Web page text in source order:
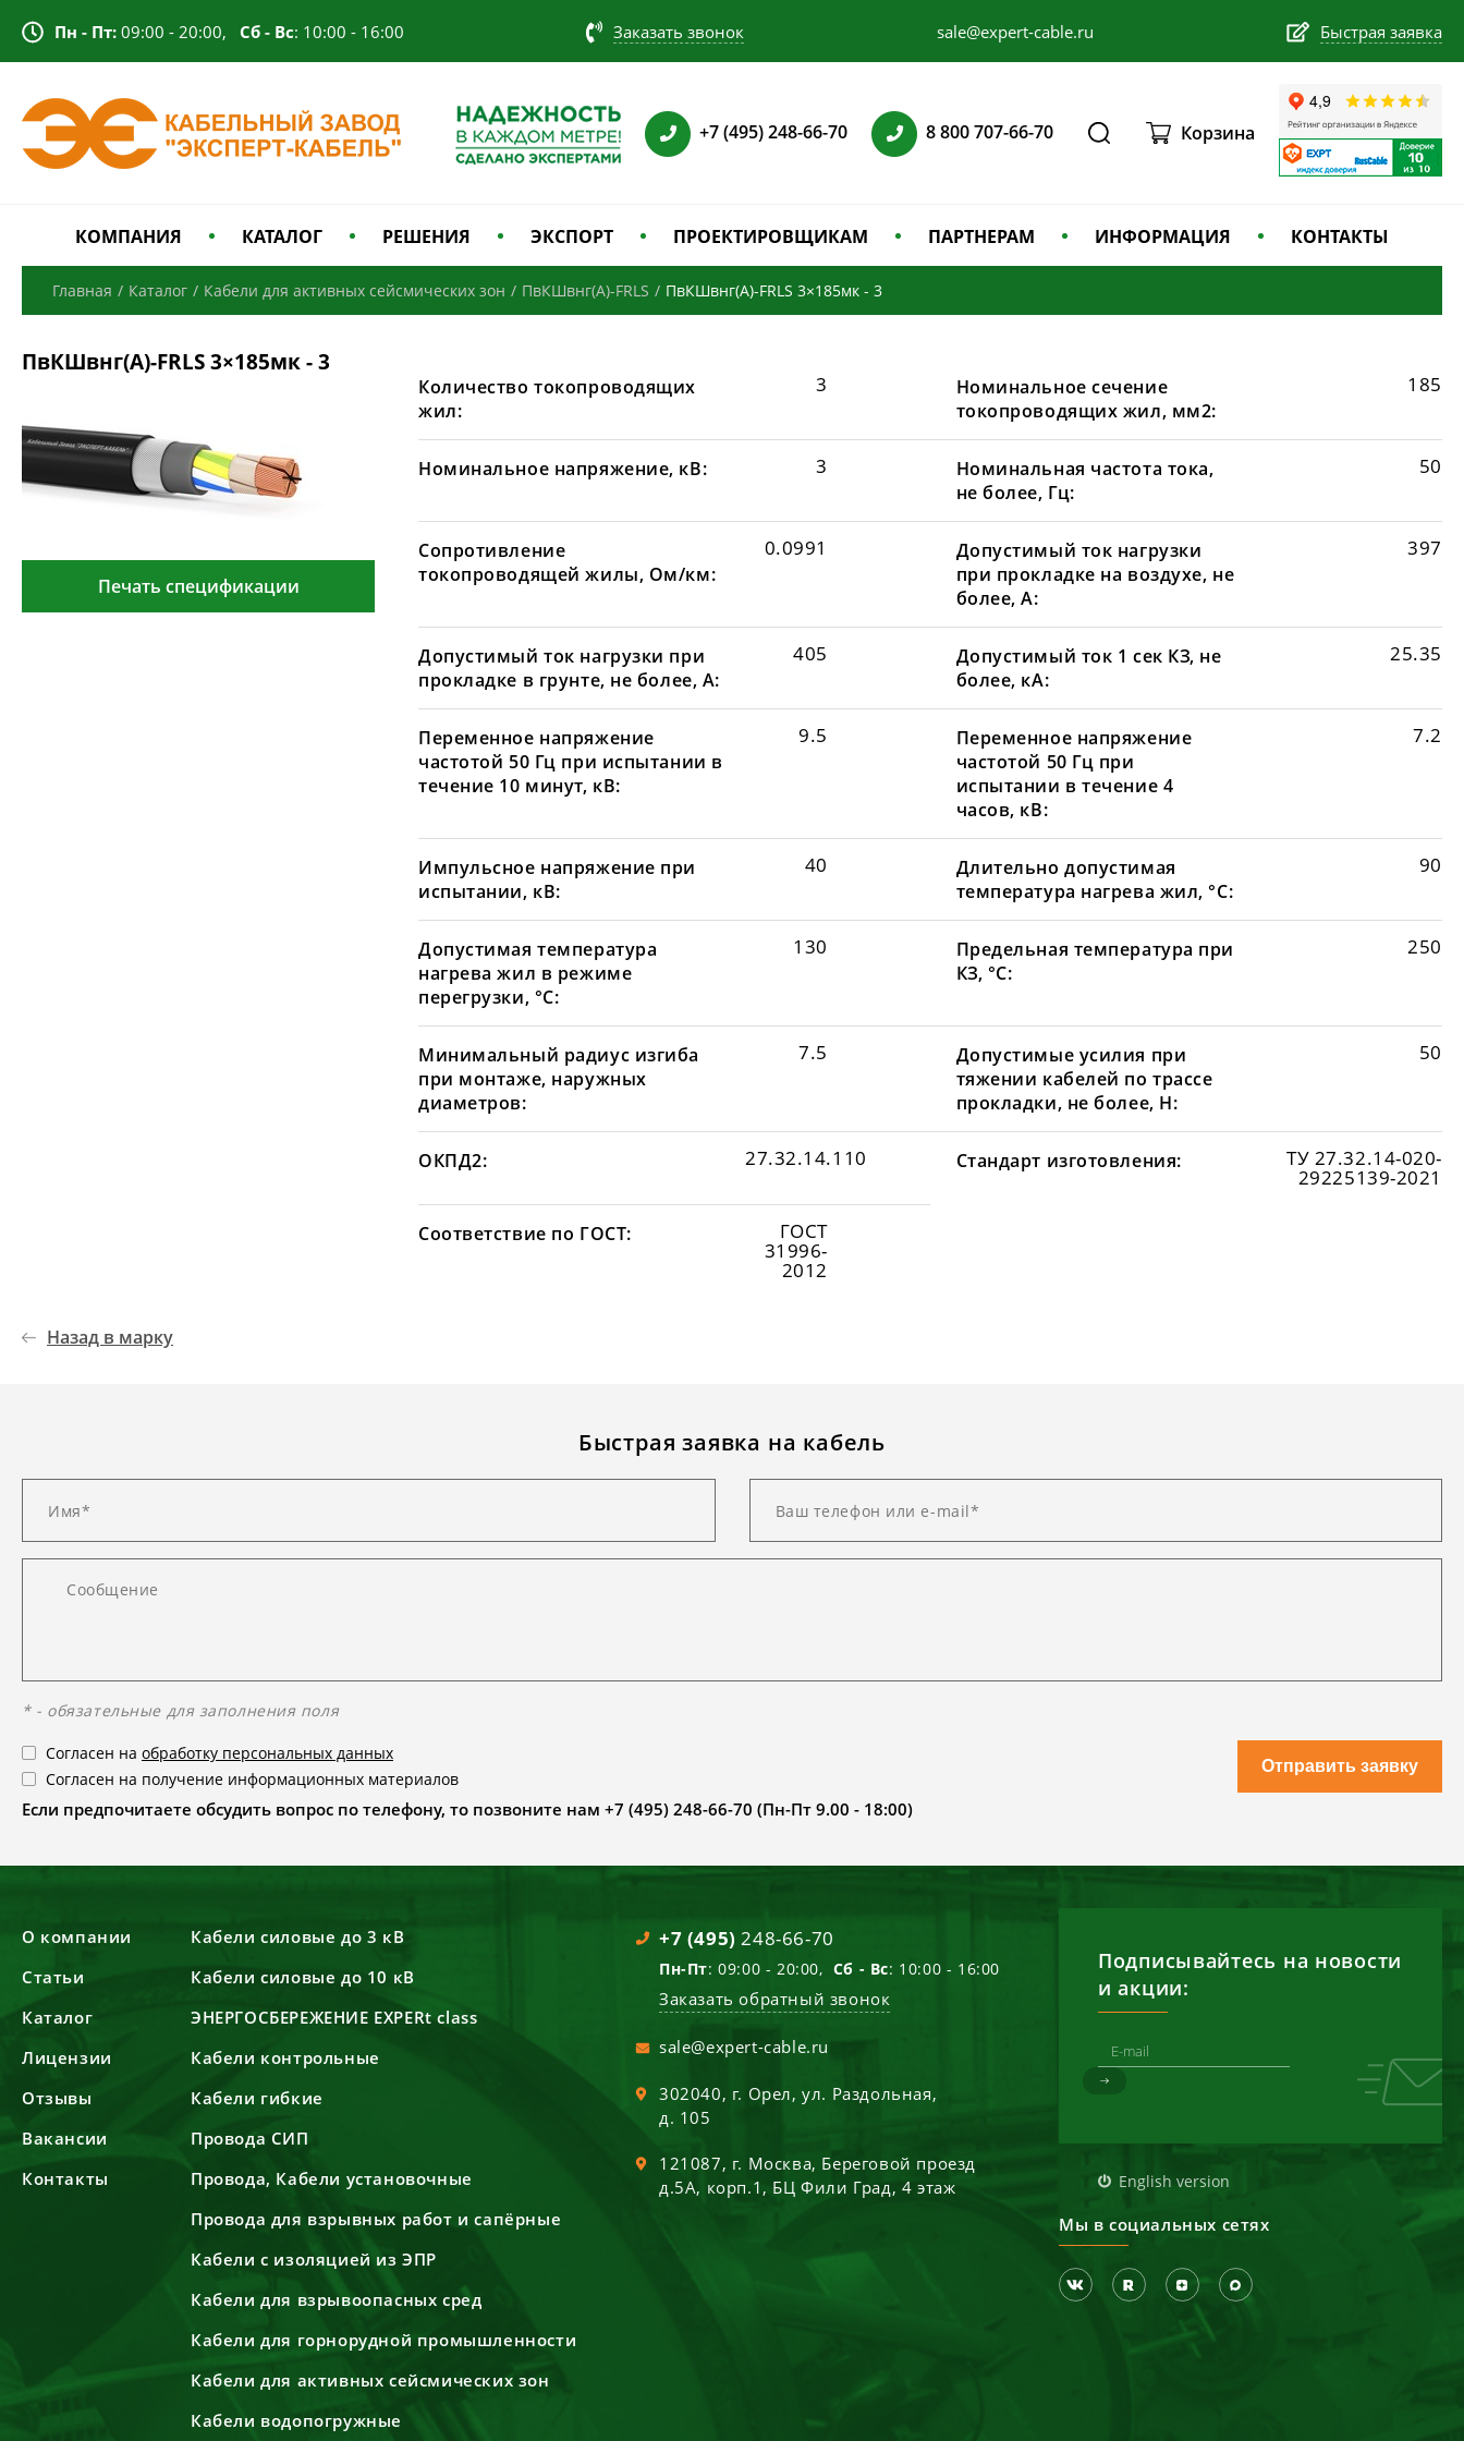
Пн - Пт: 09:00 - 20:00, Сб - Вс: 10:00 - 16:00 Заказать звонок sale@expert-cable.ru Быстрая заявка
+7 (495) 248-66-70 8 800 707-66-70 Корзина
КОМПАНИЯ КАТАЛОГ РЕШЕНИЯ ЭКСПОРТ ПРОЕКТИРОВЩИКАМ ПАРТНЕРАМ ИНФОРМАЦИЯ КОНТАКТЫ
Главная / Каталог / Кабели для активных сейсмических зон / ПвКШвнг(А)-FRLS / ПвКШвнг(А)-FRLS 3×185мк - 3
ПвКШвнг(А)-FRLS 3×185мк - 3
Печать спецификации
Количество токопроводящих
жил:
3
Номинальное сечение
токопроводящих жил, мм2:
185
Номинальное напряжение, кВ: 3
Номинальная частота тока,
не более, Гц:
50
Сопротивление
токопроводящей жилы, Ом/км:
0.0991
Допустимый ток нагрузки
при прокладке на воздухе, не
более, А:
397
Допустимый ток нагрузки при
прокладке в грунте, не более, А:
405
Допустимый ток 1 сек КЗ, не
более, кА:
25.35
Переменное напряжение
частотой 50 Гц при испытании в
течение 10 минут, кВ:
9.5
Переменное напряжение
частотой 50 Гц при
испытании в течение 4
часов, кВ:
7.2
Импульсное напряжение при
испытании, кВ:
40
Длительно допустимая
температура нагрева жил, °С:
90
Допустимая температура
нагрева жил в режиме
перегрузки, °С:
130
Предельная температура при
КЗ, °С:
250
Минимальный радиус изгиба
при монтаже, наружных
диаметров:
7.5
Допустимые усилия при
тяжении кабелей по трассе
прокладки, не более, Н:
50
ОКПД2: 27.32.14.110 Стандарт изготовления: ТУ 27.32.14-020-
29225139-2021
Соответствие по ГОСТ: ГОСТ
31996-
2012
Назад в марку
Быстрая заявка на кабель
* - обязательные для заполнения поля
Согласен на обработку персональных данных
Согласен на получение информационных материалов
Если предпочитаете обсудить вопрос по телефону, то позвоните нам +7 (495) 248-66-70 (Пн-Пт 9.00 - 18:00)
Отправить заявку
О компании
Статьи
Каталог
Лицензии
Отзывы
Вакансии
Контакты
Кабели силовые до 3 кВ
Кабели силовые до 10 кВ
ЭНЕРГОСБЕРЕЖЕНИЕ EXPERt class
Кабели контрольные
Кабели гибкие
Провода СИП
Провода, Кабели установочные
Провода для взрывных работ и сапёрные
Кабели с изоляцией из ЭПР
Кабели для взрывоопасных сред
Кабели для горнорудной промышленности
Кабели для активных сейсмических зон
Кабели водопогружные
+7 (495) 248-66-70
Пн-Пт: 09:00 - 20:00, Сб - Вс: 10:00 - 16:00
Заказать обратный звонок
sale@expert-cable.ru
302040, г. Орел,ул. Раздольная,
д. 105
121087, г. Москва, Береговой проезд
д.5А, корп.1, БЦ Фили Град, 4 этаж
Подписывайтесь на новости
и акции:
English version
Мы в социальных сетях